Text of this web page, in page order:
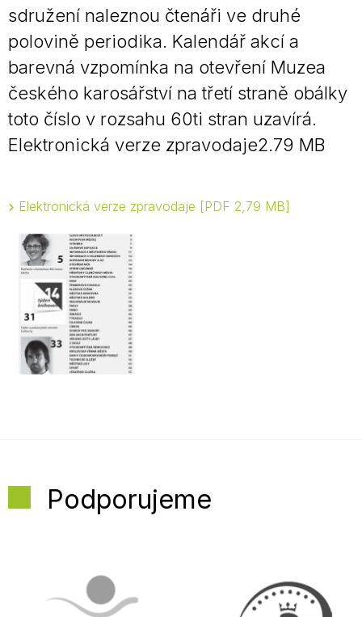
sdružení naleznou čtenáři ve druhé
polovině periodika. Kalendář akcí a
barevná vzpomínka na otevření Muzea
českého karosářství na třetí straně obálky
toto číslo v rozsahu 60ti stran uzavírá.
Elektronická verze zpravodaje2.79 MB
Elektronická verze zpravodaje PDF 2,79 MB
Podporujeme